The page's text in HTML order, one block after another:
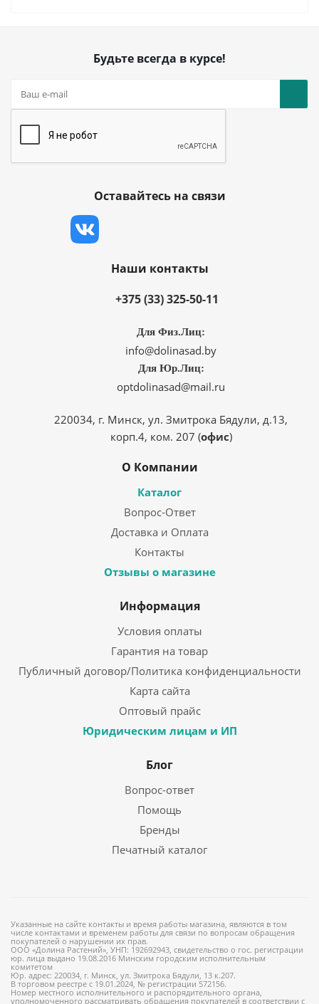
Будьте всегда в курсе!
Оставайтесь на связи
Наши контакты
+375 (33) 325-50-11
Для Физ.Лиц:
info@dolinasad.by
Для Юр.Лиц:
optdolinasad@mail.ru
220034, г. Минск, ул. Змитрока Бядули, д.13,
корп.4, ком. 207 (офис)
О Компании
Каталог
Вопрос-Ответ
Доставка и Оплата
Контакты
Отзывы о магазине
Информация
Условия оплаты
Гарантия на товар
Публичный договор/Политика конфиденциальности
Карта сайта
Оптовый прайс
Юридическим лицам и ИП
Блог
Вопрос-ответ
Помощь
Бренды
Печатный каталог
Указанные на сайте контакты и время работы магазина, являются в том
числе контактами и временем работы для связи по вопросам обращения
покупателей о нарушении их прав.
ООО «Долина Растений», УНП: 192692943, свидетельство о гос. регистрации
юр. лица выдано 19.08.2016 Минским городским исполнительным
комитетом
Юр. адрес: 220034, г. Минск, ул. Змитрока Бядули, 13 к.207.
В торговом реестре с 19.01.2024, № регистрации 572156.
Номер местного исполнительного и распорядительного органа,
уполномоченного рассматривать обращения покупателей в соответствии с